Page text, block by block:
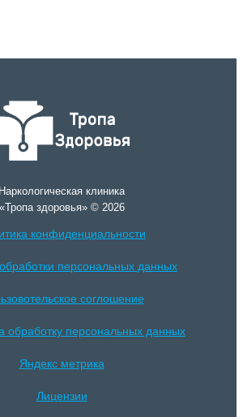
Наркологическая клиника
«Тропа здоровья» © 2026
конфиденциальности
персональных данных
соглошение
обработку персональных данных
Яндекс метрика
Лицензии